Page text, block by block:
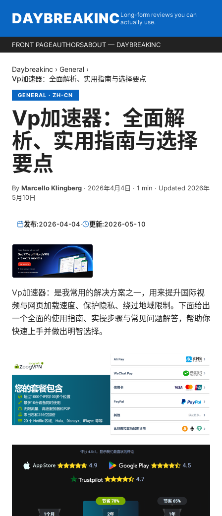
DAYBREAKINC Long-form reviews you can
actually use.
FRONT PAGEAUTHORSABOUT — DAYBREAKINC
Daybreakinc › General ›
Vp加速器：全面解析、实用指南与选择要点
GENERAL · ZH-CN
Vp加速器：全面解
析、实用指南与选择
要点
By Marcello Klingberg · 2026年4月4日 · 1 min · Updated 2026年
5月10日
发布:2026-04-04· 更新:2026-05-10
Vp加速器：是我常用的解决方案之一，用来提升国际视
频与网页加载速度、保护隐私、绕过地域限制。下面给出
一个全面的使用指南、实操步骤与常见问题解答，帮助你
快速上手并做出明智选择。